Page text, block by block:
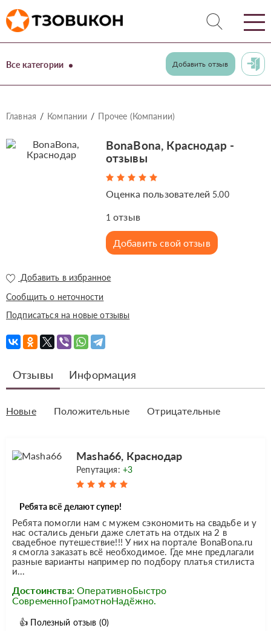
Все категории Добавить отзыв
Главная Компании Прочее (Компании)
BonaBona, Краснодар -
отзывы
Оценка пользователей 5.00
1 отзыв
Добавить свой отзыв
Добавить в избранное
Сообщить о неточности
Подписаться на новые отзывы
Отзывы Информация
Новые Положительные Отрицательные
Masha66, Краснодар
Репутация: +3
Ребята всё делают супер!
Ребята помогли нам с мужем сэкономить на свадьбе и у
нас остались деньги даже слетать на отдых на 2 в
свадебное путешествие!!! У них на портале BonaBona.ru
я смогла заказать всё необходимое. Где мне предлагали
разные варианты например по подбору платья стилиста
и...
Достоинства: ОперативноБыстро
СовременноГрамотноНадёжно.
👍 Полезный отзыв (0)